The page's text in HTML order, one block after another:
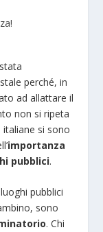
perché, in
ad allattare il
non si ripeta
si sono
importanza
pubblici.
pubblici
sono
. Chi